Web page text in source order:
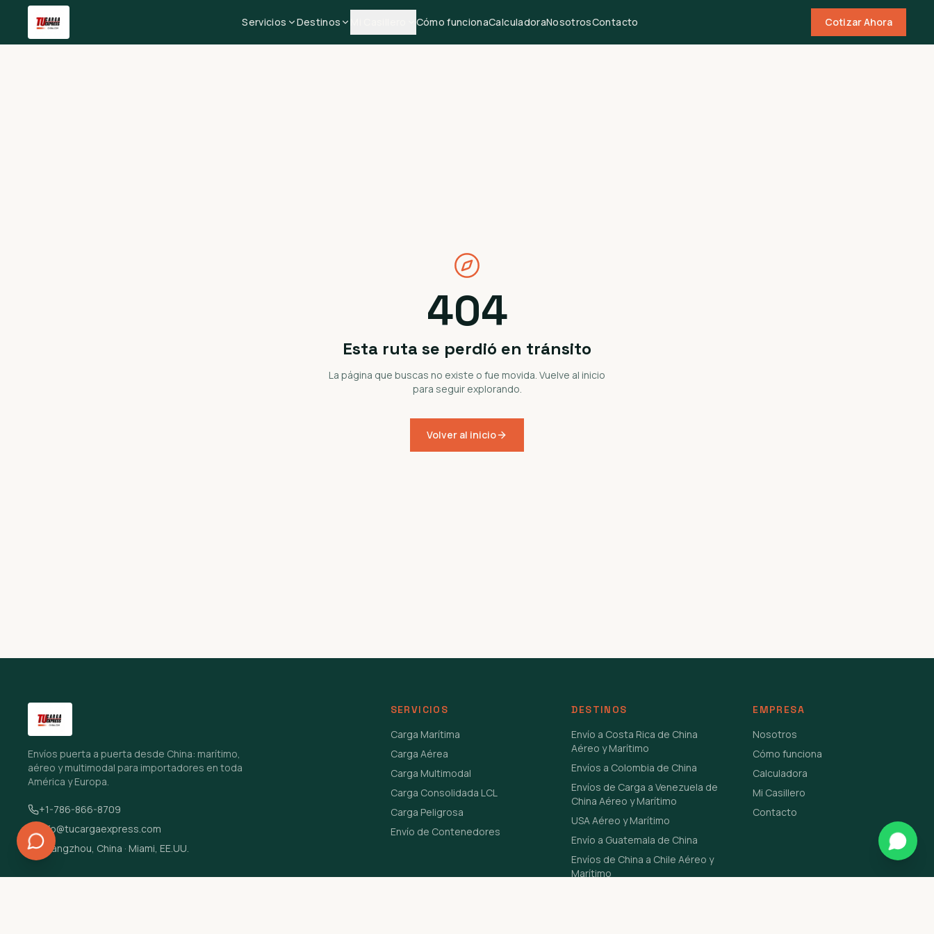
Servicios Destinos Cómo funcionaCalculadoraNosotrosContacto Cotizar Ahora
404
Esta ruta se perdió en tránsito
La página que buscas no existe o fue movida. Vuelve al inicio
para seguir explorando.
Volver al inicio
Envíos puerta a puerta desde China: marítimo,
aéreo y multimodal para importadores en toda
América y Europa.
+1-786-866-8709
info@tucargaexpress.com
Guangzhou, China · Miami, EE.UU.
SERVICIOS
Carga Marítima
Carga Aérea
Carga Multimodal
Carga Consolidada LCL
Carga Peligrosa
Envío de Contenedores
DESTINOS
Envío a Costa Rica de China
Aéreo y Marítimo
Envíos a Colombia de China
Envíos de Carga a Venezuela de
China Aéreo y Marítimo
USA Aéreo y Marítimo
Envío a Guatemala de China
Envíos de China a Chile Aéreo y
Marítimo
EMPRESA
Nosotros
Cómo funciona
Calculadora
Mi Casillero
Contacto